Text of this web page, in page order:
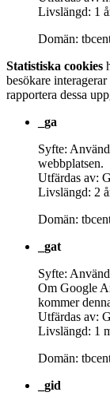
Livslängd: 1
Domän:
Statistiska cookies
besökare
rapportera dessa
_ga
Syfte:
webbplatsen.
Utfärdas av:
Livslängd: 2
Domän:
_gat
Syfte:
Om Google
kommer
Utfärdas av:
Livslängd: 1
Domän:
_gid